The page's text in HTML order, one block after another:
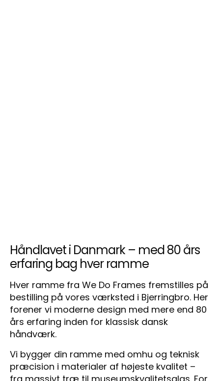
Håndlavet i Danmark – med 80 års
erfaring bag hver ramme
Hver ramme fra We Do Frames fremstilles på
bestilling på vores værksted i Bjerringbro. Her
forener vi moderne design med mere end 80
års erfaring inden for klassisk dansk
håndværk.
Vi bygger din ramme med omhu og teknisk
præcision i materialer af højeste kvalitet –